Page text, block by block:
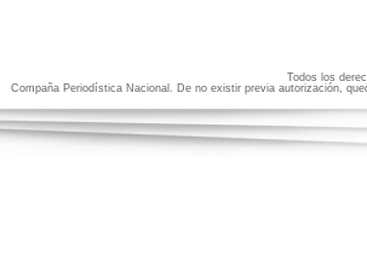
Todos los
Compaña Periodística Nacional. De no existir previa autorización,